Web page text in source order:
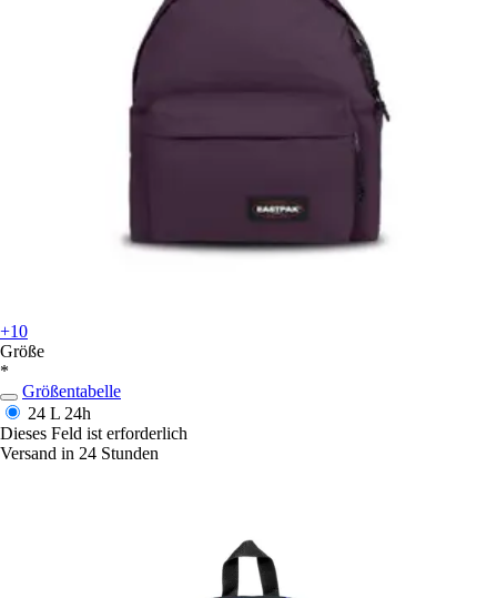
+10
Größe
*
Größentabelle
24 L 24h
Dieses Feld ist erforderlich
Versand in 24 Stunden